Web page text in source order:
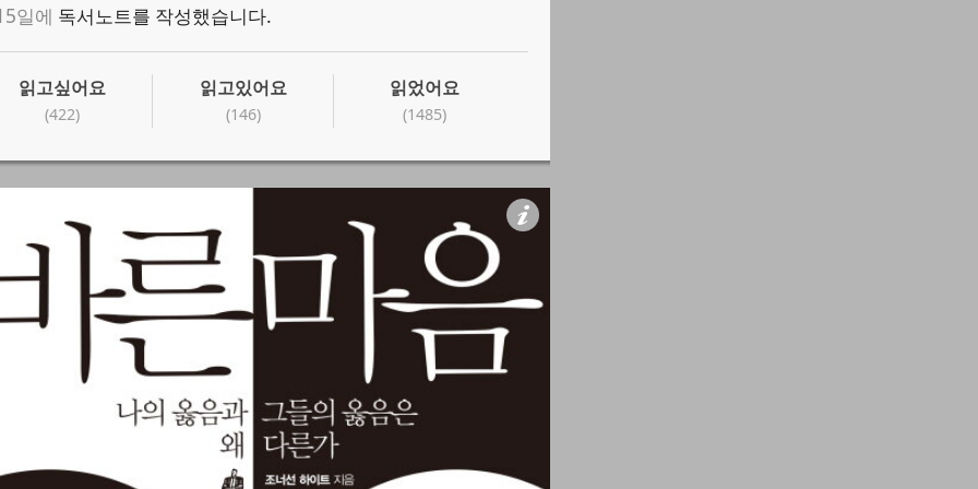
일에 독서노트를 작성했습니다.
읽고싶어요
(422)
읽고있어요
(146)
읽었어요
(1485)